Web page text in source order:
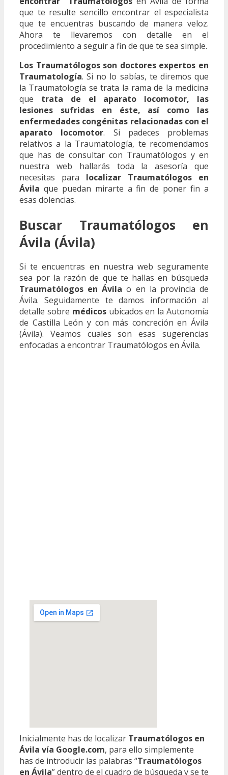
que te resulte sencillo encontrar el especialista
que te encuentras buscando de manera veloz.
Ahora te llevaremos con detalle en el
procedimiento a seguir a fin de que te sea simple.
Los Traumatólogos son doctores expertos en
Traumatología. Si no lo sabías, te diremos que
la Traumatología se trata la rama de la medicina
que trata de el aparato locomotor, las
lesiones sufridas en éste, así como las
enfermedades congénitas relacionadas con el
aparato locomotor. Si padeces problemas
relativos a la Traumatología, te recomendamos
que has de consultar con Traumatólogos y en
nuestra web hallarás toda la asesoría que
necesitas para localizar Traumatólogos en
Ávila que puedan mirarte a fin de poner fin a
esas dolencias.
Buscar Traumatólogos en
Ávila (Ávila)
Si te encuentras en nuestra web seguramente
sea por la razón de que te hallas en búsqueda
Traumatólogos en Ávila o en la provincia de
Ávila. Seguidamente te damos información al
detalle sobre médicosubicados en la Autonomía
de Castilla León y con más concreción en Ávila
(Ávila). Veamos cuales son esas sugerencias
enfocadas a encontrar Traumatólogos en Ávila.
Inicialmente has de localizar Traumatólogos en
Ávila vía Google.com, para ello simplemente
has de introducir las palabras “Traumatólogos
en Ávila” dentro de el cuadro de búsqueda y se te